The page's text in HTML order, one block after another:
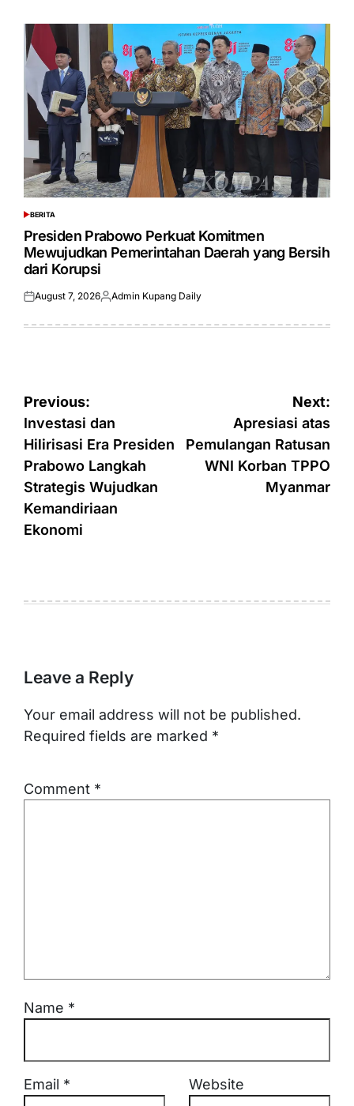
POSTED
IN
BERITA
Presiden Prabowo Perkuat Komitmen
Mewujudkan Pemerintahan Daerah yang Bersih
dari Korupsi
Posted
August 7, 2026Posted
Admin Kupang Daily
Post
navigation
Previous:
Investasi dan
Hilirisasi Era Presiden
Prabowo Langkah
Strategis Wujudkan
Kemandiriaan
Ekonomi
Next:
Apresiasi atas
Pemulangan Ratusan
WNI Korban TPPO
Myanmar
Leave a Reply
Your email address will not be published.
Required fields are marked *
Comment *
Name *
Email * Website